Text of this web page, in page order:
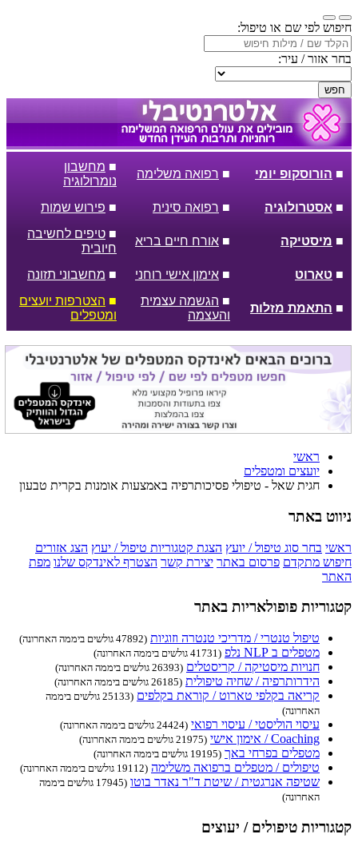
חיפוש לפי שם או טיפול:
בחר אזור / עיר:
חפש
■ הורוסקופ יומי ■ רפואה משלימה
■ מחשבון
נומרולוגיה
■ אסטרולוגיה ■ רפואה סינית ■ פירוש שמות
■ מיסטיקה ■ אורח חיים בריא
■ טיפים לחשיבה
חיובית
■ טארוט ■ אימון אישי רוחני ■ מחשבוני תזונה
■ התאמת מזלות
■ הגשמה עצמית
והעצמה
■ הצטרפות יועצים
ומטפלים
ראשי
יועצים ומטפלים
חגית שאל - טיפולי פסיכותרפיה באמצעות אומנות בקרית טבעון
ניווט באתר
ראשי בחר סוג טיפול / יועץ הצגת קטגוריות טיפול / יעוץ הצג אזורים
חיפוש מתקדם פרסום באתר יצירת קשר הצטרף לאינדקס שלנו מפת
האתר
קטגוריות פופולאריות באתר
טיפול טנטרי / מדריכי טנטרה וזוגיות (47892 גולשים ביממה האחרונה)
מטפלים ב NLP נלפ (41731 גולשים ביממה האחרונה)
חנויות מיסטיקה / קריסטלים (26393 גולשים ביממה האחרונה)
הידרותרפיה / שחיה טיפולית (26185 גולשים ביממה האחרונה)
קריאה בקלפי טארוט / קוראת בקלפים
(25133 גולשים ביממה
האחרונה)
עיסוי הוליסטי / עיסוי רפואי (24424 גולשים ביממה האחרונה)
Coaching / אימון אישי (21975 גולשים ביממה האחרונה)
מטפלים בפרחי באך (19195 גולשים ביממה האחרונה)
טיפולים / מטפלים ברפואה משלימה (19112 גולשים ביממה האחרונה)
שטיפה אנרגטית / שיטת ד"ר נאדר בוטו
(17945 גולשים ביממה
האחרונה)
קטגוריות טיפולים / יעוצים